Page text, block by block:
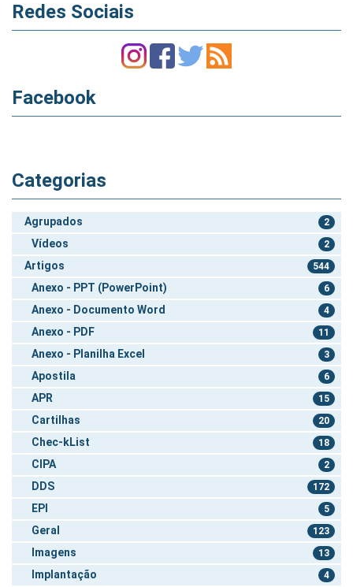
Redes Sociais
Facebook
Categorias
Agrupados 2
Vídeos 2
Artigos 544
Anexo - PPT (PowerPoint) 6
Anexo - Documento Word 4
Anexo - PDF 11
Anexo - Planilha Excel 3
Apostila 6
APR 15
Cartilhas 20
Chec-kList 18
CIPA 2
DDS 172
EPI 5
Geral 123
Imagens 13
Implantação 4